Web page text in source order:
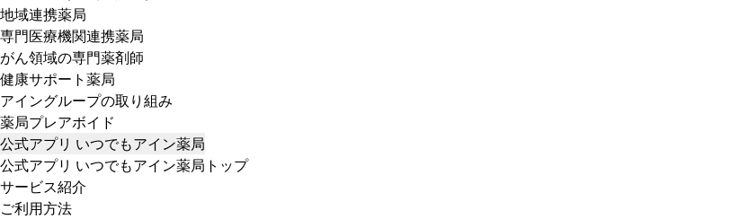
地域連携薬局
専門医療機関連携薬局
がん領域の専門薬剤師
健康サポート薬局
アイングループの取り組み
薬局プレアボイド
公式アプリ いつでもアイン薬局
公式アプリ いつでもアイン薬局トップ
サービス紹介
ご利用方法